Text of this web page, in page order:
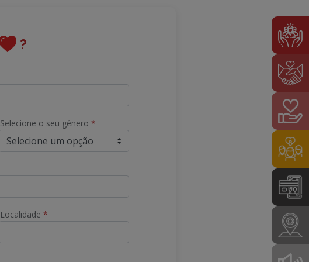
?
Selecione o seu género*
Localidade*